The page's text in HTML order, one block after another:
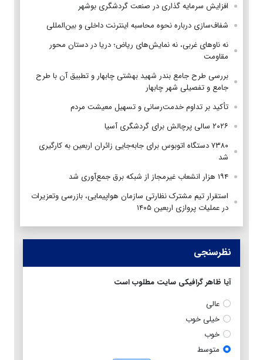
افزایش سرمایه گذاری در صنعت گردشگری بوشهر
شفاف‌سازی درباره نحوه محاسبه اینترنت داخلی و بین‌المللی
نه ناوهای غربی، نه نمایش‌های ریاض؛ دریا در دستان محور
مقاومت
بررسی طرح جامع بندر شهید بهشتی چابهار و تطبیق آن با طرح
جامع و تفصیلی شهر چابهار
تأکید بر تداوم خدمت‌رسانی و تسهیل معیشت مردم
۲۰۲۶ سالی پرچالش برای گردشگری آسیا
۷۳۸۰ دستگاه اتوبوس برای جابه‌جایی زائران اربعین به‌ کارگیری
شد
۱۹۴ هزار انشعاب غیرمجاز از شبکه برق جمع‌آوری شد
استقرار تیم مشترک نظارتی سازمان هواپیمایی، بازرسی وتعزیرات
در عملیات پروازی اربعین ۱۴۰۵
نظرسنجی
آیا ظاهر گرافیکی سایت مطلوب است
عالی
خیلی خوب
خوب
متوسط